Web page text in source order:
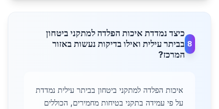
8
כיצד נמדדת איכות הפלדה למתקני ביטחון
בביתר עילית ואילו בדיקות נעשות באזור
המרכז?
איכות הפלדה למתקני ביטחון בביתר עילית נמדדת
על פי עמידה בתקני בטיחות מחמירים, הכוללים